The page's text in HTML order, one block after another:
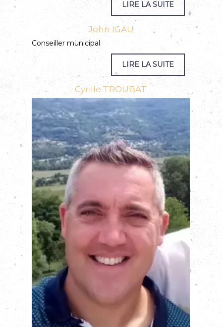
John IGAU
Conseiller municipal
Cyrille TROUBAT